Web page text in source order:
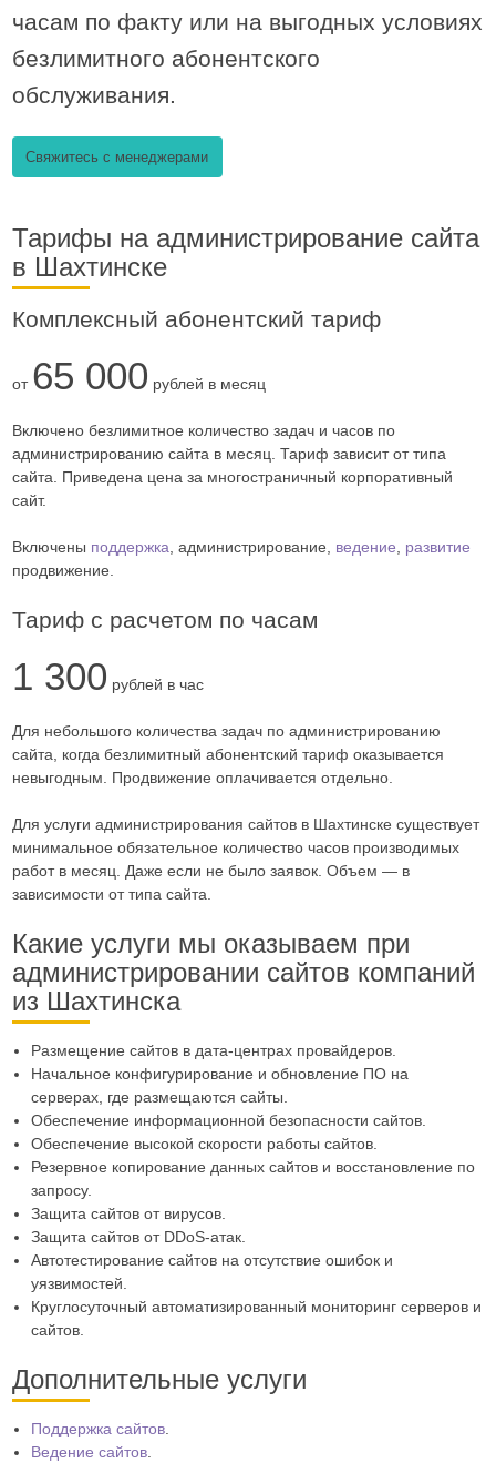
часам по факту или на выгодных условиях
безлимитного абонентского
обслуживания.
Свяжитесь с менеджерами
Тарифы на администрирование сайта
в Шахтинске
Комплексный абонентский тариф
от 65 000 рублей в месяц
Включено безлимитное количество задач и часов по
администрированию сайта в месяц. Тариф зависит от типа
сайта. Приведена цена за многостраничный корпоративный
сайт.
Включены поддержка, администрирование, ведение, развитие
продвижение.
Тариф с расчетом по часам
1 300 рублей в час
Для небольшого количества задач по администрированию
сайта, когда безлимитный абонентский тариф оказывается
невыгодным. Продвижение оплачивается отдельно.
Для услуги администрирования сайтов в Шахтинске существует
минимальное обязательное количество часов производимых
работ в месяц. Даже если не было заявок. Объем — в
зависимости от типа сайта.
Какие услуги мы оказываем при
администрировании сайтов компаний
из Шахтинска
Размещение сайтов в дата-центрах провайдеров.
Начальное конфигурирование и обновление ПО на
серверах, где размещаются сайты.
Обеспечение информационной безопасности сайтов.
Обеспечение высокой скорости работы сайтов.
Резервное копирование данных сайтов и восстановление по
запросу.
Защита сайтов от вирусов.
Защита сайтов от DDoS-атак.
Автотестирование сайтов на отсутствие ошибок и
уязвимостей.
Круглосуточный автоматизированный мониторинг серверов и
сайтов.
Дополнительные услуги
Поддержка сайтов.
Ведение сайтов.